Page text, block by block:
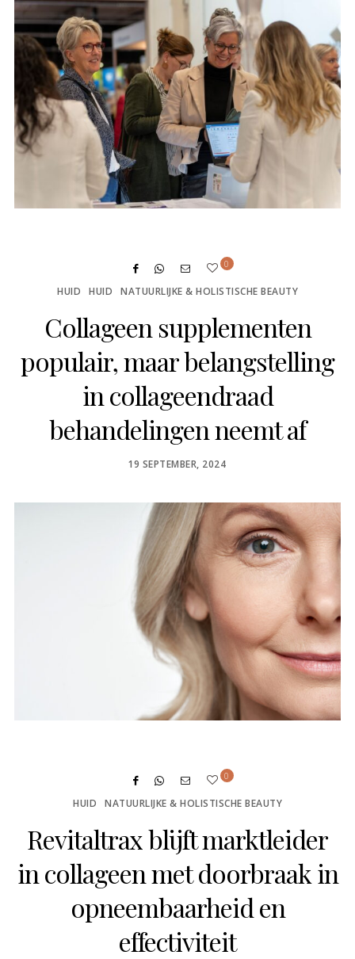
0
HUID HUID NATUURLIJKE & HOLISTISCHE BEAUTY
Collageen supplementen
populair, maar belangstelling
in collageendraad
behandelingen neemt af
POSTED
19 SEPTEMBER, 2024
0
HUID NATUURLIJKE & HOLISTISCHE BEAUTY
Revitaltrax blijft marktleider
in collageen met doorbraak in
opneembaarheid en
effectiviteit